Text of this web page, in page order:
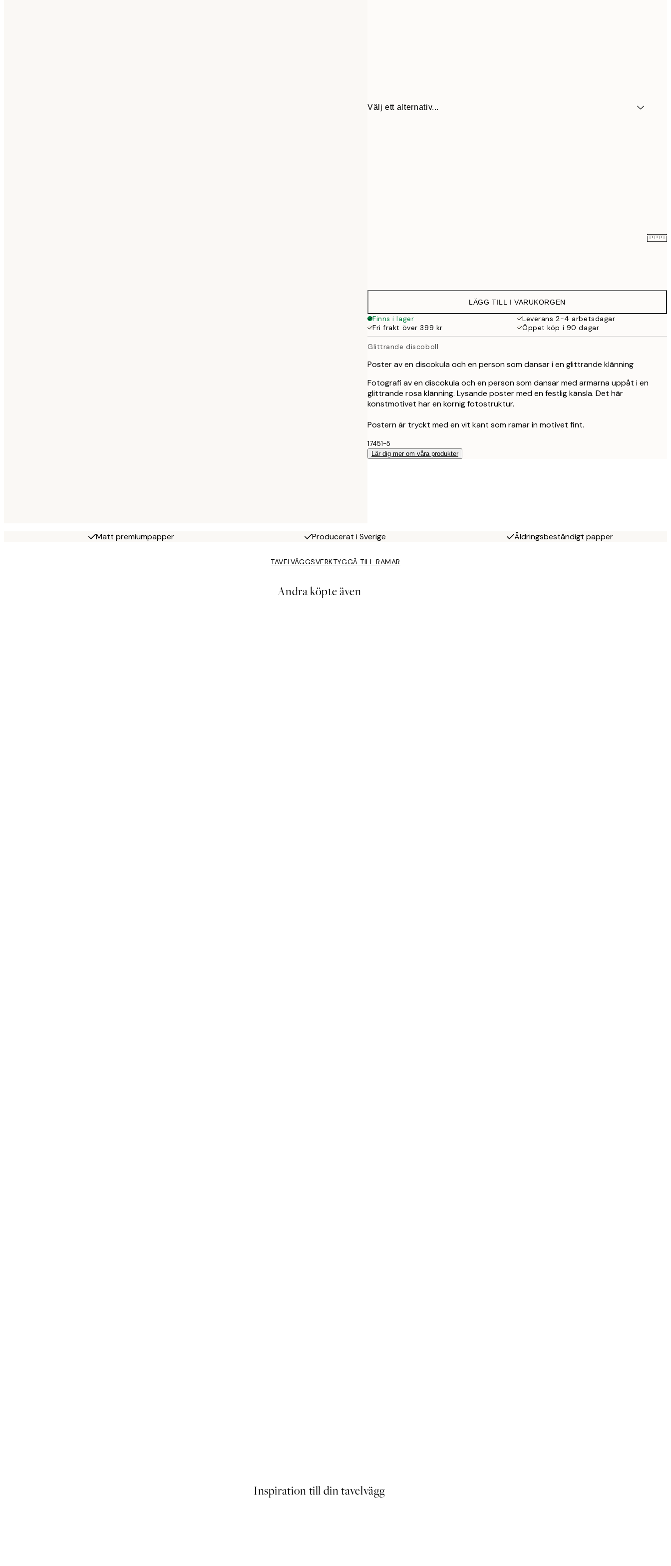
Välj ett alternativ...
LÄGG TILL I VARUKORGEN
Finns i lager
Leverans 2-4 arbetsdagar
Fri frakt över 399 kr
Öppet köp i 90 dagar
Glittrande discoboll
Poster av en discokula och en person som dansar i en glittrande klänning
Fotografi av en discokula och en person som dansar med armarna uppåt i en
glittrande rosa klänning. Lysande poster med en festlig känsla. Det här
konstmotivet har en kornig fotostruktur.
Postern är tryckt med en vit kant som ramar in motivet fint.
17451-5
Lär dig mer om våra produkter
Matt premiumpapper Producerat i Sverige Åldringsbeständigt papper
TAVELVÄGGSVERKTYGGÅ TILL RAMAR
Andra köpte även
Inspiration till din tavelvägg